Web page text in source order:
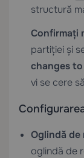
structură
Confirmați
partiției și
changes to
vi se cere
Oglindă de
oglindă de